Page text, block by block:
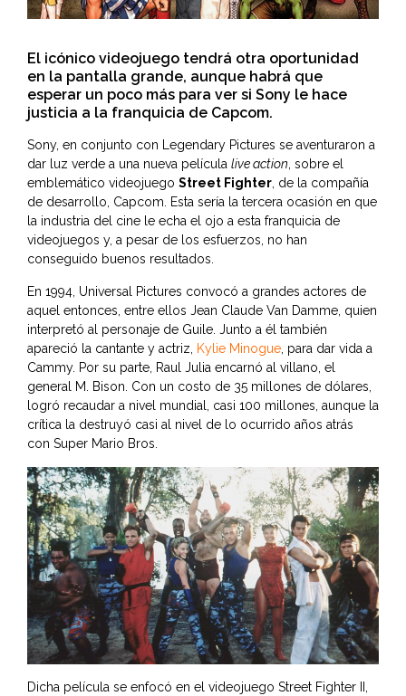
El icónico videojuego tendrá otra oportunidad
en la pantalla grande, aunque habrá que
esperar un poco más para ver si Sony le hace
justicia a la franquicia de Capcom.
Sony, en conjunto con Legendary Pictures se aventuraron a
dar luz verde a una nueva película live action, sobre el
emblemático videojuego Street Fighter, de la compañía
de desarrollo, Capcom. Esta sería la tercera ocasión en que
la industria del cine le echa el ojo a esta franquicia de
videojuegos y, a pesar de los esfuerzos, no han
conseguido buenos resultados.
En 1994, Universal Pictures convocó a grandes actores de
aquel entonces, entre ellos Jean Claude Van Damme, quien
interpretó al personaje de Guile. Junto a él también
apareció la cantante y actriz, Kylie Minogue, para dar vida a
Cammy. Por su parte, Raul Julia encarnó al villano, el
general M. Bison. Con un costo de 35 millones de dólares,
logró recaudar a nivel mundial, casi 100 millones, aunque la
crítica la destruyó casi al nivel de lo ocurrido años atrás
con Super Mario Bros.
Dicha película se enfocó en el videojuego Street Fighter II,